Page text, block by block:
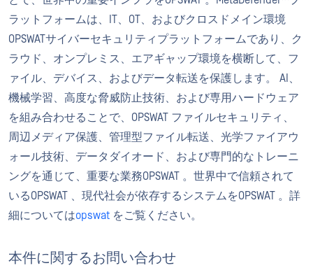
ラットフォームは、IT、OT、およびクロスドメイン環境
OPSWATサイバーセキュリティプラットフォームであり、ク
ラウド、オンプレミス、エアギャップ環境を横断して、フ
ァイル、デバイス、およびデータ転送を保護します。 AI、
機械学習、高度な脅威防止技術、および専用ハードウェア
を組み合わせることで、OPSWAT ファイルセキュリティ、
周辺メディア保護、管理型ファイル転送、光学ファイアウ
ォール技術、データダイオード、および専門的なトレーニ
ングを通じて、重要な業務OPSWAT 。世界中で信頼されて
いるOPSWAT 、現代社会が依存するシステムをOPSWAT 。詳
細についてはopswat をご覧ください。
本件に関するお問い合わせ